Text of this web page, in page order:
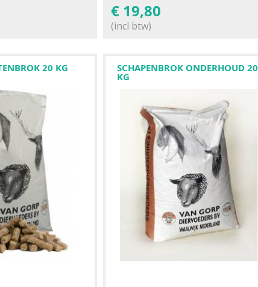
€ 19,80
(incl btw)
20 KG SCHAPENBROK ONDERHOUD 20
KG